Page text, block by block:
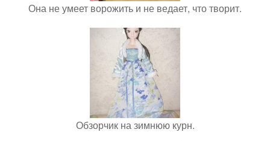
Она не умеет ворожить и не ведает, что творит.
Обзорчик на зимнюю курн.